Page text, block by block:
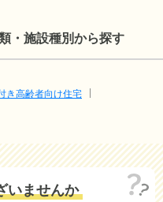
・施設種別から探す
き高齢者向け住宅
いませんか